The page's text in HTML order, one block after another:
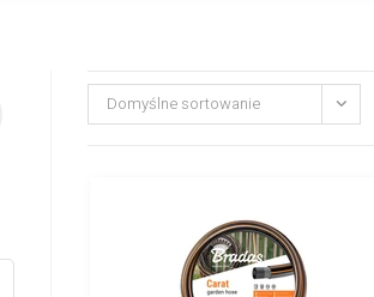
Domyślne sortowanie